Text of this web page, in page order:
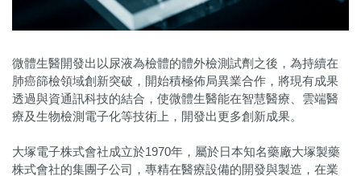
微體生醫開發出以尿液為檢體的體外檢測試劑之後，為持續在
肺癌篩檢領域創新突破，開始積極佈局異業合作，將現有成果
透過與資通訊科技的結合，使微體生醫能在智慧醫療、雲端醫
療及生物檢測電子化等技術上，開發出更多創新成果。
大塚電子株式會社成立於1970年，屬於日本知名藥廠大塚製藥
株式會社的集團子公司，專精在醫療設備的開發與製造，在業